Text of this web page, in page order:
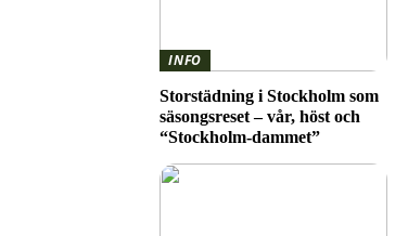
INFO
Storstädning i Stockholm som
säsongsreset – vår, höst och
“Stockholm-dammet”